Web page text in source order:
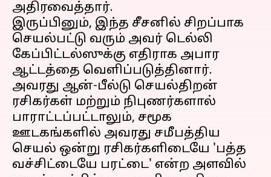
அதிரவைத்தார்.
இருப்பினும், இந்த சீசனில் சிறப்பாக
செயல்பட்டு வரும் அவர் டெல்லி
கேப்பிட்டல்ஸுக்கு எதிராக அபார
ஆட்டத்தை வெளிப்படுத்தினார்.
அவரது ஆன்-பீல்டு செயல்திறன்
ரசிகர்கள் மற்றும் நிபுணர்களால்
பாராட்டப்பட்டாலும், சமூக
ஊடகங்களில் அவரது சமீபத்திய
செயல் ஒன்று ரசிகர்களிடையே 'பத்த
வச்சிட்டையே பரட்டை' என்ற அளவில்